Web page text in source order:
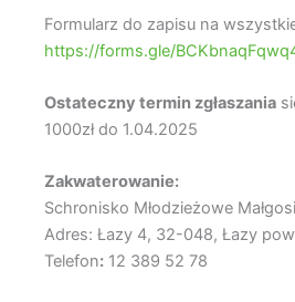
Formularz do zapisu na
https://forms.gle/
Ostateczny termin zgłaszania
1000zł do 1.04.2025
Zakwaterowanie:
Schronisko Młodzieżowe
Adres: Łazy 4, 32-048, Łazy
Telefon: 12 389 52 78